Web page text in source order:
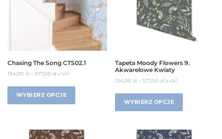
Chasing The Song CTS02.1
134,00 zł – 577,00 zł z VAT
WYBIERZ OPCJE
Tapeta Moody Flowers 9.
Akwarelowe Kwiaty
134,00zł –577,00zł z VAT
WYBIERZ OPCJE